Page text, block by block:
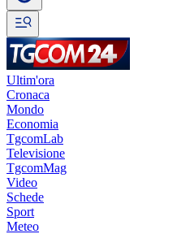
Ultim'ora
Cronaca
Mondo
Economia
TgcomLab
Televisione
TgcomMag
Video
Schede
Sport
Meteo